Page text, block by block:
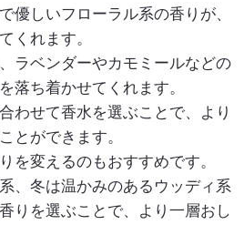
優しいフローラル系の香りが、
くれます。
ラベンダーやカモミールなどの
落ち着かせてくれます。
わせて香水を選ぶことで、より
とができます。
を変えるのもおすすめです。
、冬は温かみのあるウッディ系
りを選ぶことで、より一層おし